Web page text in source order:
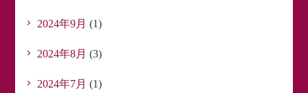
2024年9月 (1)
2024年8月 (3)
2024年7月 (1)